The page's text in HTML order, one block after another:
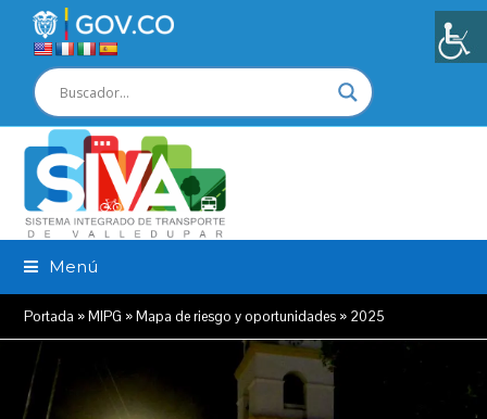
Menú
Portada »MIPG »Mapa de riesgo y oportunidades » 2025